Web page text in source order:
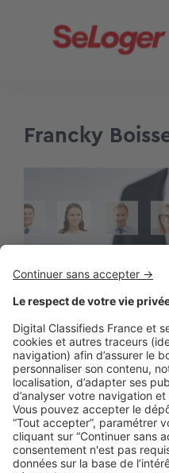
Francky
LE MARCHÉ
Pourquoi les
avoir besoin
Avec 300 000 emplois,
un secteur de poids sur le